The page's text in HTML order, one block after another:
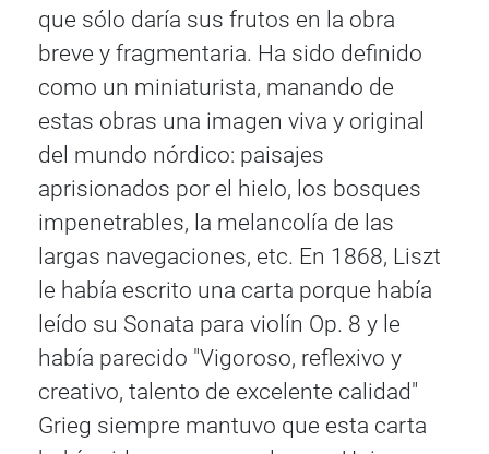
que sólo daría sus frutos en la obra
breve y fragmentaria. Ha sido definido
como un miniaturista, manando de
estas obras una imagen viva y original
del mundo nórdico: paisajes
aprisionados por el hielo, los bosques
impenetrables, la melancolía de las
largas navegaciones, etc. En 1868, Liszt
le había escrito una carta porque había
leído su Sonata para violín Op. 8 y le
había parecido "Vigoroso, reflexivo y
creativo, talento de excelente calidad"
Grieg siempre mantuvo que esta carta